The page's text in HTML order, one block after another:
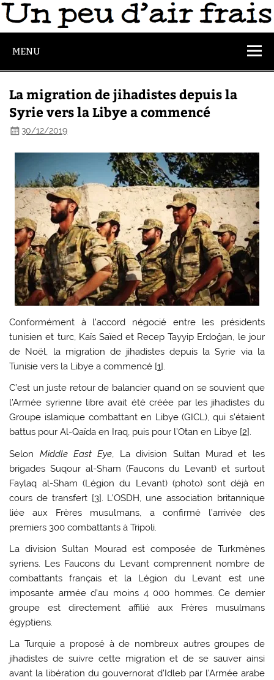
MENU
La migration de jihadistes depuis la
Syrie vers la Libye a commencé
30/12/2019
Conformément à l’accord négocié entre les présidents
tunisien et turc, Kaïs Saïed et Recep Tayyip Erdoğan, le jour
de Noël, la migration de jihadistes depuis la Syrie via la
Tunisie vers la Libye a commencé [1].
C’est un juste retour de balancier quand on se souvient que
l’Armée syrienne libre avait été créée par les jihadistes du
Groupe islamique combattant en Libye (GICL), qui s’étaient
battus pour Al-Qaïda en Iraq, puis pour l’Otan en Libye [2].
Selon Middle East Eye, La division Sultan Murad et les
brigades Suqour al-Sham (Faucons du Levant) et surtout
Faylaq al-Sham (Légion du Levant) (photo) sont déjà en
cours de transfert [3]. L’OSDH, une association britannique
liée aux Frères musulmans, a confirmé l’arrivée des
premiers 300 combattants à Tripoli.
La division Sultan Mourad est composée de Turkmènes
syriens. Les Faucons du Levant comprennent nombre de
combattants français et la Légion du Levant est une
imposante armée d’au moins 4 000 hommes. Ce dernier
groupe est directement affilié aux Frères musulmans
égyptiens.
La Turquie a proposé à de nombreux autres groupes de
jihadistes de suivre cette migration et de se sauver ainsi
avant la libération du gouvernorat d’Idleb par l’Armée arabe